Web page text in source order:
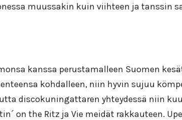
muussakin kuin viihteen ja tanssin
kanssa perustamalleen Suomen
kohdalleen, niin hyvin sujuu
discokuningattaren yhteydessä niin
on the Ritz ja Vie meidät rakkauteen.